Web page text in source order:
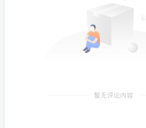
暂无评论内容